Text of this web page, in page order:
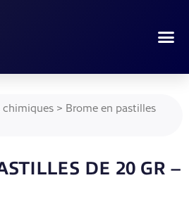
chimiques> Brome en pastilles
DE 20 GR –